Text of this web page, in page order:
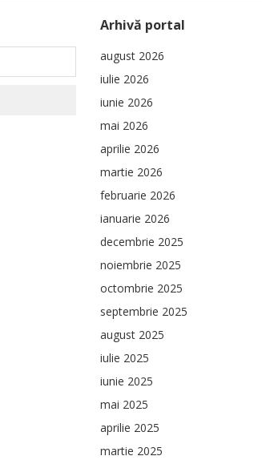
Arhivă portal
august 2026
iulie 2026
iunie 2026
mai 2026
aprilie 2026
martie 2026
februarie 2026
ianuarie 2026
decembrie 2025
noiembrie 2025
octombrie 2025
septembrie 2025
august 2025
iulie 2025
iunie 2025
mai 2025
aprilie 2025
martie 2025